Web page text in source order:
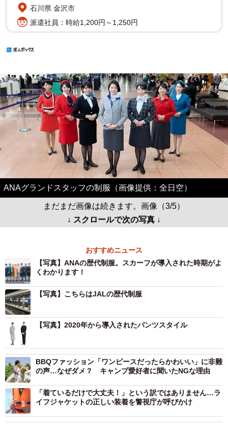
石川県 金沢市
派遣社員：時給1,200円～1,250円
ANAグランドスタッフの制服（画像提供：全日空）
まだまだ画像は続きます。画像（3/5）
↓ スクロールで次の写真 ↓
おすすめニュース
【写真】ANAの歴代制服。スカーフが導入された時期がよ
くわかります！
【写真】こちらはJALの歴代制服
【写真】2020年から導入されたパンツスタイル
BBQファッション「ワンピースだったらかわいい」に非難
の声…なぜダメ？ キャンプ愛好者に聞いたNGな理由
「着ているだけで大丈夫！」という訳ではありません…ラ
イフジャケットの正しい装着を警視庁が呼びかけ